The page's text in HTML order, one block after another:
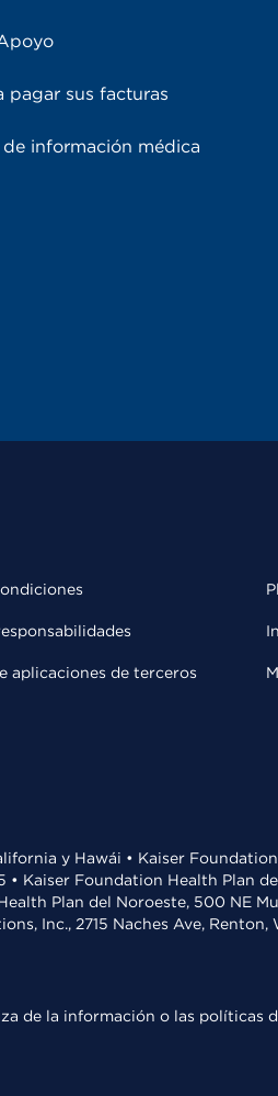
pagar sus facturas
información médica
aplicaciones de terceros
y Hawái • Kaiser
Kaiser Foundation Health Plan
Plan del Noroeste, 500 NE
Inc., 2715 Naches Ave, Renton,
de la información o las políticas